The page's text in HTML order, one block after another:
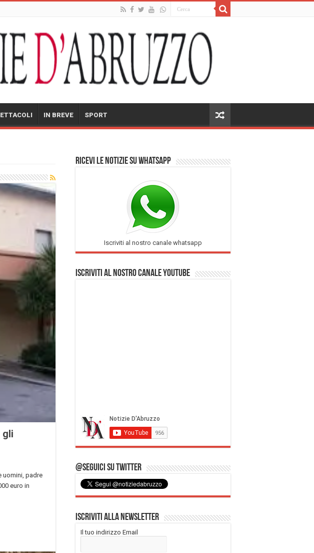
IN BREVE SPORT
gli
uomini, padre
euro in
Ricevi le notizie su Whatsapp
Iscriviti al nostro canale whatsapp
Iscriviti al nostro Canale Youtube
@Seguici su Twitter
Iscriviti alla Newsletter
Il tuo indirizzo Email